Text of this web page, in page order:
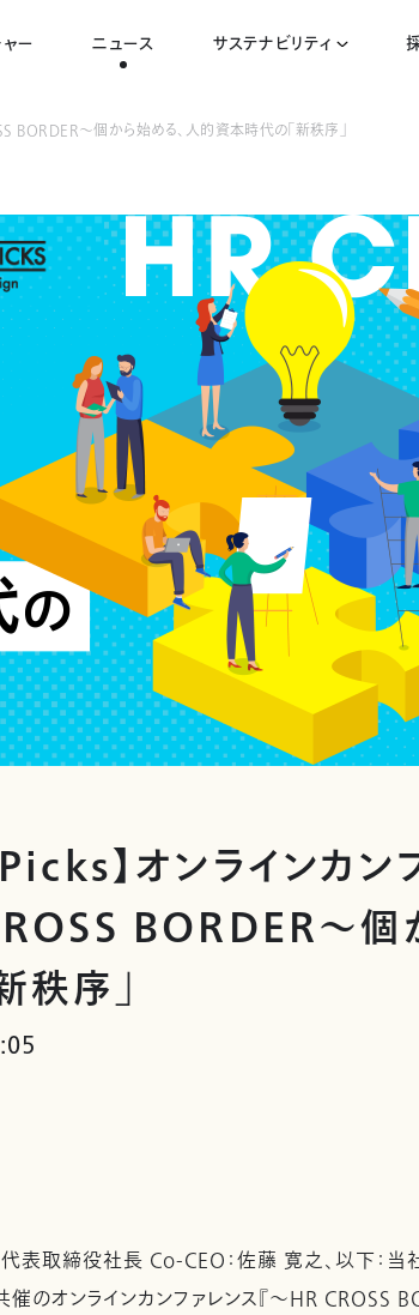
ー ニュース サステナビリティ
BORDER～個から始める、人的資本時代の「新秩序」
】オンラインカン
BORDER～個
秩序」
代表取締役社長 Co-CEO：佐藤 寛之、以下：
オンラインカンファレンス『～HR CROSS